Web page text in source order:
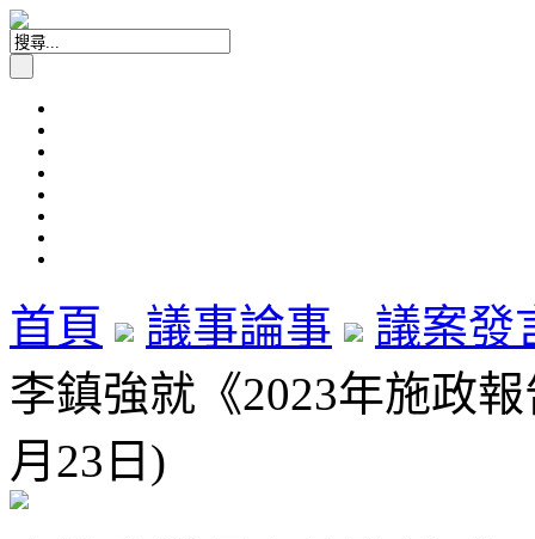
首頁 議事論事
議案發
李鎮強就《2023年施政
月23日)